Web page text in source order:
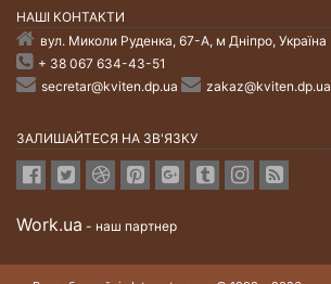
НАШI КОНТАКТИ
вул. Миколи Руденка, 67-А, м Дніпро, Україна
+ 38 067 634-43-51
secretar@kviten.dp.ua
zakaz@kviten.dp.ua
ЗАЛИШАЙТЕСЯ НА ЗВ'ЯЗКУ
Work.ua - наш партнер